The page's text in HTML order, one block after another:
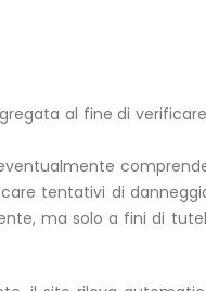
al fine di
tentativi di
ma solo a fini di